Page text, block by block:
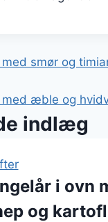
smør og
med æble og
indlæg
i ovn
og